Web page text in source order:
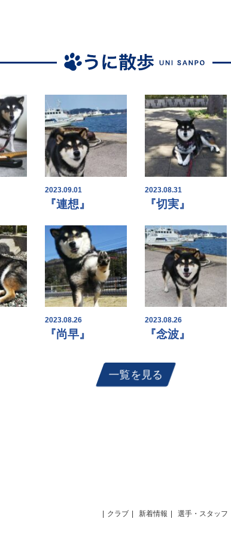
2023.09.01
『連想』
2023.08.31
『切実』
2023.08.26
『尚早』
2023.08.26
『念波』
一覧を見る
クラブ 新着情報 選手・スタッフ